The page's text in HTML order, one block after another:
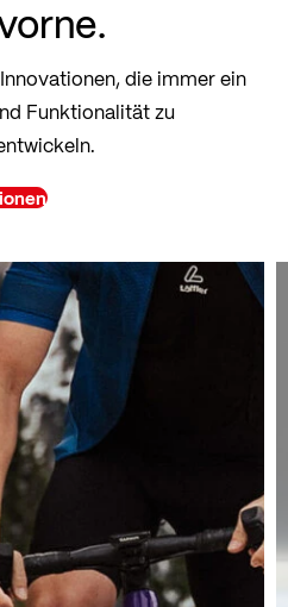
die immer ein
Funktionalität zu